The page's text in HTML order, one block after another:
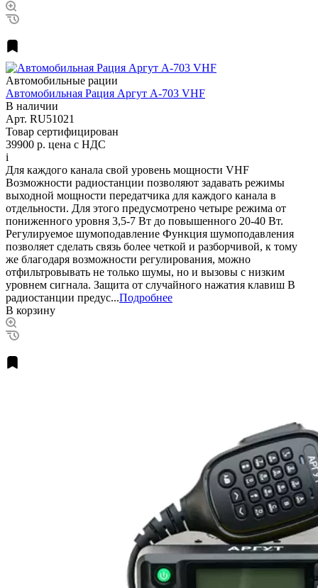
Автомобильные рации
Автомобильная Рация Аргут А-703 VHF
В наличии
Арт. RU51021
Товар сертифицирован
39900 р. цена с НДС
i
Для каждого канала свой уровень мощности VHF
Возможности радиостанции позволяют задавать режимы
выходной мощности передатчика для каждого канала в
отдельности. Для этого предусмотрено четыре режима от
пониженного уровня 3,5-7 Вт до повышенного 20-40 Вт.
Регулируемое шумоподавление Функция шумоподавления
позволяет сделать связь более четкой и разборчивой, к тому
же благодаря возможности регулирования, можно
отфильтровывать не только шумы, но и вызовы с низким
уровнем сигнала. Защита от случайного нажатия клавиш В
радиостанции предус...Подробнее
В корзину